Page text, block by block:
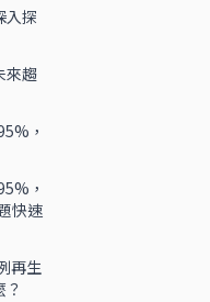
入探
來趨
，
，
快速
再生